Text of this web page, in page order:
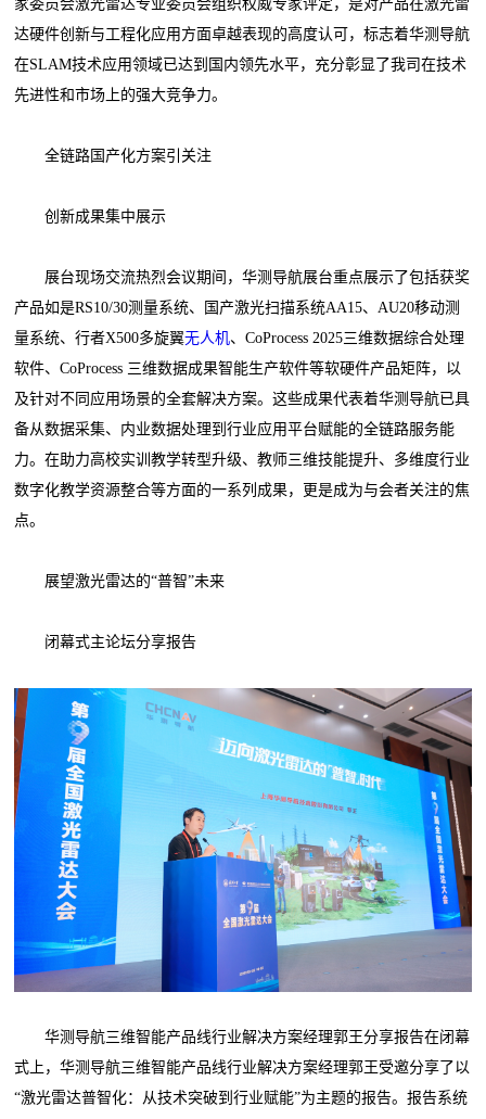
家委员会激光雷达专业委员会组织权威专家评定，是对产品在激光雷
达硬件创新与工程化应用方面卓越表现的高度认可，标志着华测导航
在SLAM技术应用领域已达到国内领先水平，充分彰显了我司在技术
先进性和市场上的强大竞争力。
全链路国产化方案引关注
创新成果集中展示
展台现场交流热烈会议期间，华测导航展台重点展示了包括获奖
产品如是RS10/30测量系统、国产激光扫描系统AA15、AU20移动测
量系统、行者X500多旋翼无人机、CoProcess 2025三维数据综合处理
软件、CoProcess 三维数据成果智能生产软件等软硬件产品矩阵，以
及针对不同应用场景的全套解决方案。这些成果代表着华测导航已具
备从数据采集、内业数据处理到行业应用平台赋能的全链路服务能
力。在助力高校实训教学转型升级、教师三维技能提升、多维度行业
数字化教学资源整合等方面的一系列成果，更是成为与会者关注的焦
点。
展望激光雷达的“普智”未来
闭幕式主论坛分享报告
华测导航三维智能产品线行业解决方案经理郭王分享报告在闭幕
式上，华测导航三维智能产品线行业解决方案经理郭王受邀分享了以
“激光雷达普智化：从技术突破到行业赋能”为主题的报告。报告系统